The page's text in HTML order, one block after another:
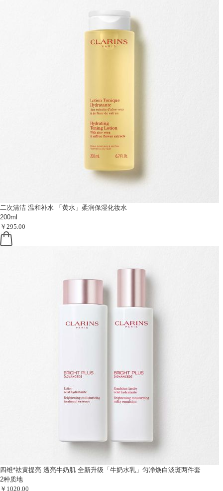
二次清洁 温和补水
「黄水」柔润保湿化妆水
200ml
￥295.00
四维*祛黄提亮 透亮牛奶肌 全新升级「牛奶水乳」匀净焕白淡斑两件套
2种质地
￥1020.00